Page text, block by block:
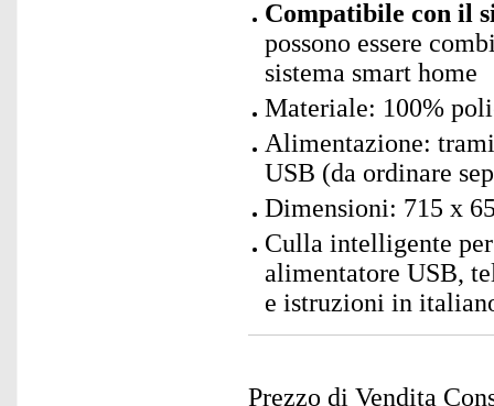
Compatibile con il
possono essere
sistema smart home
Materiale: 100%
Alimentazione:
USB (da ordinare
Dimensioni: 715 x
Culla intelligente
alimentatore USB,
e istruzioni in
Prezzo di Vendita